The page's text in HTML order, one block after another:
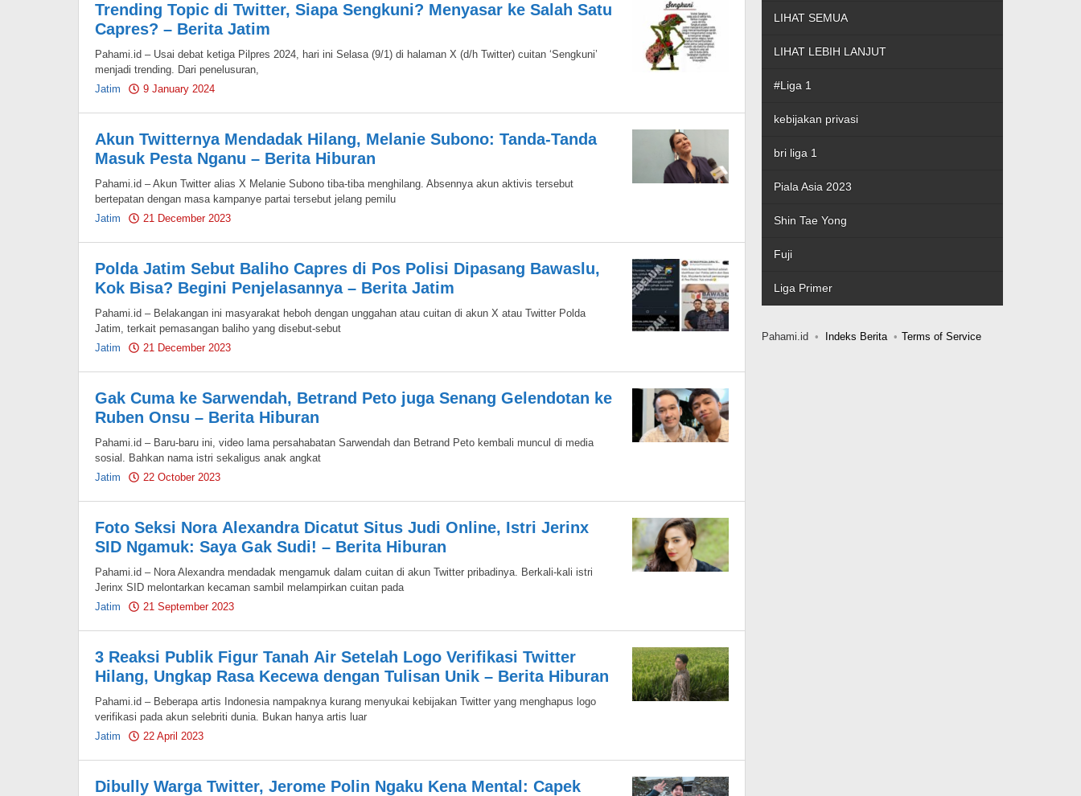
Trending Topic di Twitter, Siapa Sengkuni? Menyasar ke Salah Satu
Capres? – Berita Jatim
Pahami.id – Usai debat ketiga Pilpres 2024, hari ini Selasa (9/1) di halaman X (d/h Twitter) cuitan ‘Sengkuni’
menjadi trending. Dari penelusuran,
Jatim
9 January 2024
Akun Twitternya Mendadak Hilang, Melanie Subono: Tanda-Tanda
Masuk Pesta Nganu – Berita Hiburan
Pahami.id – Akun Twitter alias X Melanie Subono tiba-tiba menghilang. Absennya akun aktivis tersebut
bertepatan dengan masa kampanye partai tersebut jelang pemilu
Jatim
21 December 2023
Polda Jatim Sebut Baliho Capres di Pos Polisi Dipasang Bawaslu,
Kok Bisa? Begini Penjelasannya – Berita Jatim
Pahami.id – Belakangan ini masyarakat heboh dengan unggahan atau cuitan di akun X atau Twitter Polda
Jatim, terkait pemasangan baliho yang disebut-sebut
Jatim
21 December 2023
Gak Cuma ke Sarwendah, Betrand Peto juga Senang Gelendotan ke
Ruben Onsu – Berita Hiburan
Pahami.id – Baru-baru ini, video lama persahabatan Sarwendah dan Betrand Peto kembali muncul di media
sosial. Bahkan nama istri sekaligus anak angkat
Jatim
22 October 2023
Foto Seksi Nora Alexandra Dicatut Situs Judi Online, Istri Jerinx
SID Ngamuk: Saya Gak Sudi! – Berita Hiburan
Pahami.id – Nora Alexandra mendadak mengamuk dalam cuitan di akun Twitter pribadinya. Berkali-kali istri
Jerinx SID melontarkan kecaman sambil melampirkan cuitan pada
Jatim
21 September 2023
3 Reaksi Publik Figur Tanah Air Setelah Logo Verifikasi Twitter
Hilang, Ungkap Rasa Kecewa dengan Tulisan Unik – Berita Hiburan
Pahami.id – Beberapa artis Indonesia nampaknya kurang menyukai kebijakan Twitter yang menghapus logo
verifikasi pada akun selebriti dunia. Bukan hanya artis luar
Jatim
22 April 2023
Dibully Warga Twitter, Jerome Polin Ngaku Kena Mental: Capek
LIHAT SEMUA
LIHAT LEBIH LANJUT
#Liga 1
kebijakan privasi
bri liga 1
Piala Asia 2023
Shin Tae Yong
Fuji
Liga Primer
Pahami.id Indeks Berita Terms of Service